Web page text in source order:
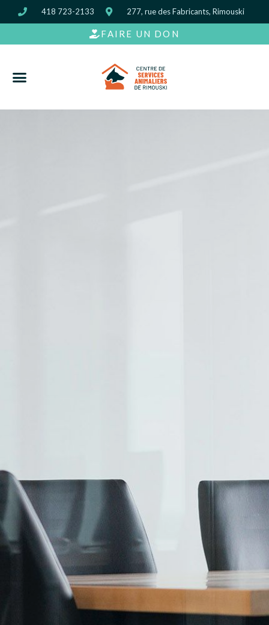
418 723-2133 277, rue des Fabricants, Rimouski
FAIRE UN DON